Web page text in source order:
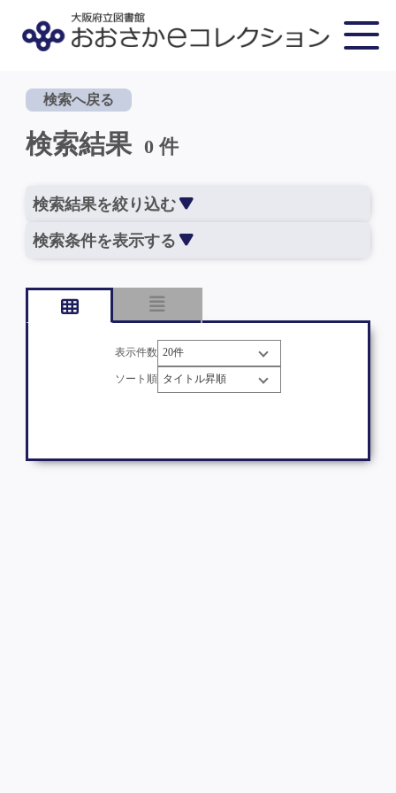
検索へ戻る
検索結果 0 件
検索結果を絞り込む
検索条件を表示する
表示件数
ソート順